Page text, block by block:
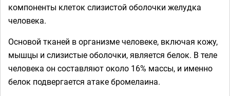
компоненты клеток слизистой оболочки желудка
человека.
Основой тканей в организме человеке, включая кожу,
мышцы и слизистые оболочки, является белок. В теле
человека он составляют около 16% массы, и именно
белок подвергается атаке бромелаина.